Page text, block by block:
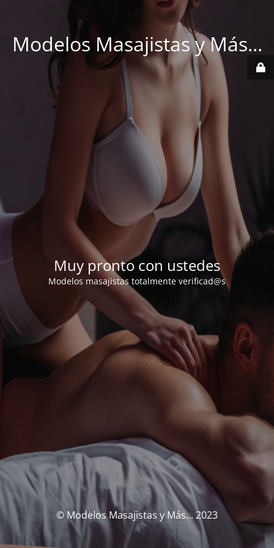
Modelos Masajistas y Más...
Muy pronto con ustedes
Modelos masajistas totalmente verificad@s
© Modelos Masajistas y Más... 2023